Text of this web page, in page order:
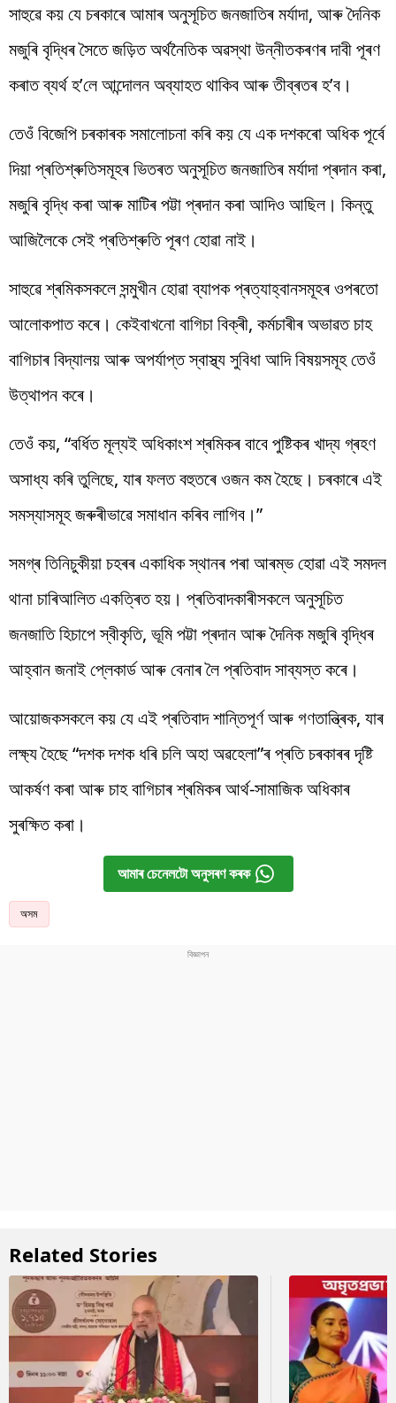
সাহুৱে কয় যে চৰকাৰে আমাৰ অনুসূচিত জনজাতিৰ মৰ্যাদা, আৰু দৈনিক
মজুৰি বৃদ্ধিৰ সৈতে জড়িত অৰ্থনৈতিক অৱস্থা উন্নীতকৰণৰ দাবী পূৰণ
কৰাত ব্যৰ্থ হ’লে আন্দোলন অব্যাহত থাকিব আৰু তীব্ৰতৰ হ’ব।
তেওঁ বিজেপি চৰকাৰক সমালোচনা কৰি কয় যে এক দশকৰো অধিক পূৰ্বে
দিয়া প্ৰতিশ্ৰুতিসমূহৰ ভিতৰত অনুসূচিত জনজাতিৰ মৰ্যাদা প্ৰদান কৰা,
মজুৰি বৃদ্ধি কৰা আৰু মাটিৰ পট্টা প্ৰদান কৰা আদিও আছিল। কিন্তু
আজিলৈকে সেই প্ৰতিশ্ৰুতি পূৰণ হোৱা নাই।
সাহুৱে শ্ৰমিকসকলে সন্মুখীন হোৱা ব্যাপক প্ৰত্যাহ্বানসমূহৰ ওপৰতো
আলোকপাত কৰে। কেইবাখনো বাগিচা বিক্ৰী, কৰ্মচাৰীৰ অভাৱত চাহ
বাগিচাৰ বিদ্যালয় আৰু অপৰ্যাপ্ত স্বাস্থ্য সুবিধা আদি বিষয়সমূহ তেওঁ
উত্থাপন কৰে।
তেওঁ কয়, “বৰ্ধিত মূল্যই অধিকাংশ শ্ৰমিকৰ বাবে পুষ্টিকৰ খাদ্য গ্ৰহণ
অসাধ্য কৰি তুলিছে, যাৰ ফলত বহুতৰে ওজন কম হৈছে। চৰকাৰে এই
সমস্যাসমূহ জৰুৰীভাৱে সমাধান কৰিব লাগিব।”
সমগ্ৰ তিনিচুকীয়া চহৰৰ একাধিক স্থানৰ পৰা আৰম্ভ হোৱা এই সমদল
থানা চাৰিআলিত একত্ৰিত হয়। প্ৰতিবাদকাৰীসকলে অনুসূচিত
জনজাতি হিচাপে স্বীকৃতি, ভূমি পট্টা প্ৰদান আৰু দৈনিক মজুৰি বৃদ্ধিৰ
আহ্বান জনাই প্লেকাৰ্ড আৰু বেনাৰ লৈ প্ৰতিবাদ সাব্যস্ত কৰে।
আয়োজকসকলে কয় যে এই প্ৰতিবাদ শান্তিপূৰ্ণ আৰু গণতান্ত্ৰিক, যাৰ
লক্ষ্য হৈছে “দশক দশক ধৰি চলি অহা অৱহেলা”ৰ প্ৰতি চৰকাৰৰ দৃষ্টি
আকৰ্ষণ কৰা আৰু চাহ বাগিচাৰ শ্ৰমিকৰ আৰ্থ-সামাজিক অধিকাৰ
সুৰক্ষিত কৰা।
আমাৰ চেনেলটো অনুসৰণ কৰক
অসম
Related Stories